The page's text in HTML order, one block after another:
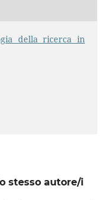
della ricerca in
stesso autore/i